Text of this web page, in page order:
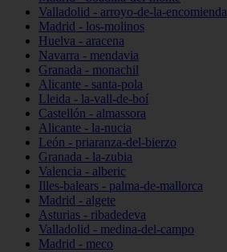
Valladolid - arroyo-de-la-encomienda
Madrid - los-molinos
Huelva - aracena
Navarra - mendavia
Granada - monachil
Alicante - santa-pola
Lleida - la-vall-de-boí
Castellón - almassora
Alicante - la-nucia
León - priaranza-del-bierzo
Granada - la-zubia
Valencia - alberic
Illes-balears - palma-de-mallorca
Madrid - algete
Asturias - ribadedeva
Valladolid - medina-del-campo
Madrid - meco